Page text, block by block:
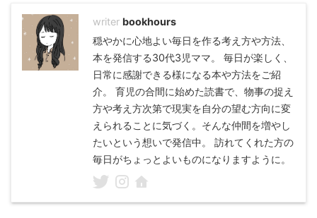
bookhours
穏やかに心地よい毎日を作る考え方や方法、
本を発信する30代3児ママ。 毎日が楽しく、
日常に感謝できる様になる本や方法をご紹
介。 育児の合間に始めた読書で、物事の捉え
方や考え方次第で現実を自分の望む方向に変
えられることに気づく。そんな仲間を増やし
たいという想いで発信中。 訪れてくれた方の
毎日がちょっとよいものになりますように。